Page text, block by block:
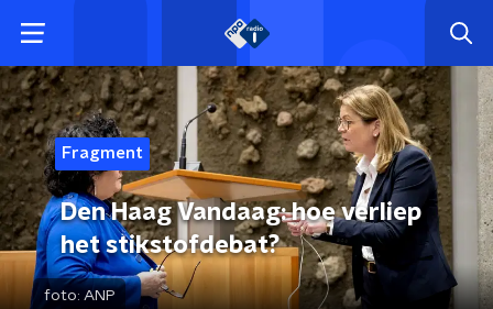
Fragment
Den Haag Vandaag: hoe verliep
het stikstofdebat?
foto: ANP